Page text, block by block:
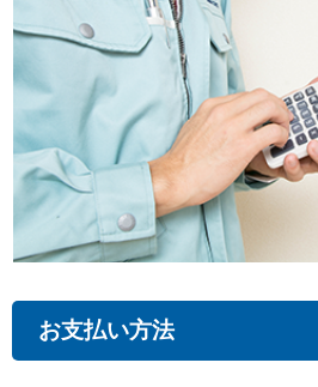
お支払い方法